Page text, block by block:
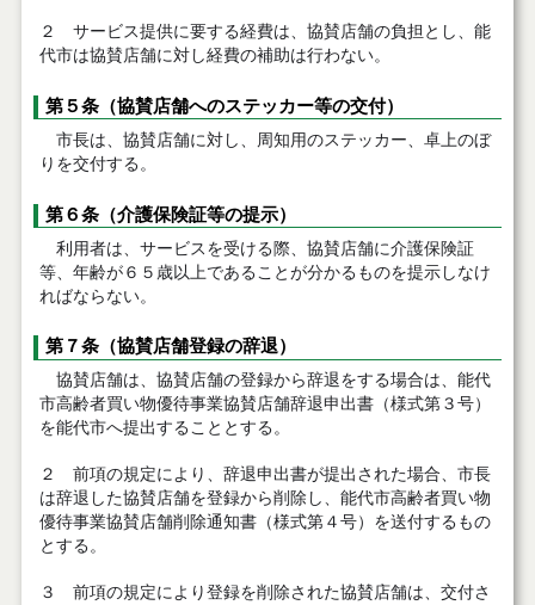
２ サービス提供に要する経費は、協賛店舗の負担とし、能
代市は協賛店舗に対し経費の補助は行わない。
第５条（協賛店舗へのステッカー等の交付）
市長は、協賛店舗に対し、周知用のステッカー、卓上のぼ
りを交付する。
第６条（介護保険証等の提示）
利用者は、サービスを受ける際、協賛店舗に介護保険証
等、年齢が６５歳以上であることが分かるものを提示しなけ
ればならない。
第７条（協賛店舗登録の辞退）
協賛店舗は、協賛店舗の登録から辞退をする場合は、能代
市高齢者買い物優待事業協賛店舗辞退申出書（様式第３号）
を能代市へ提出することとする。
２ 前項の規定により、辞退申出書が提出された場合、市長
は辞退した協賛店舗を登録から削除し、能代市高齢者買い物
優待事業協賛店舗削除通知書（様式第４号）を送付するもの
とする。
３ 前項の規定により登録を削除された協賛店舗は、交付さ